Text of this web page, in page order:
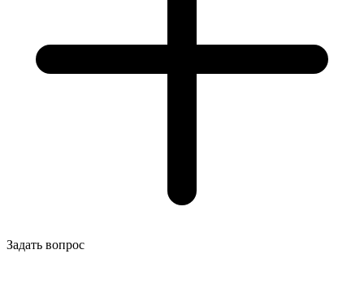
Задать вопрос